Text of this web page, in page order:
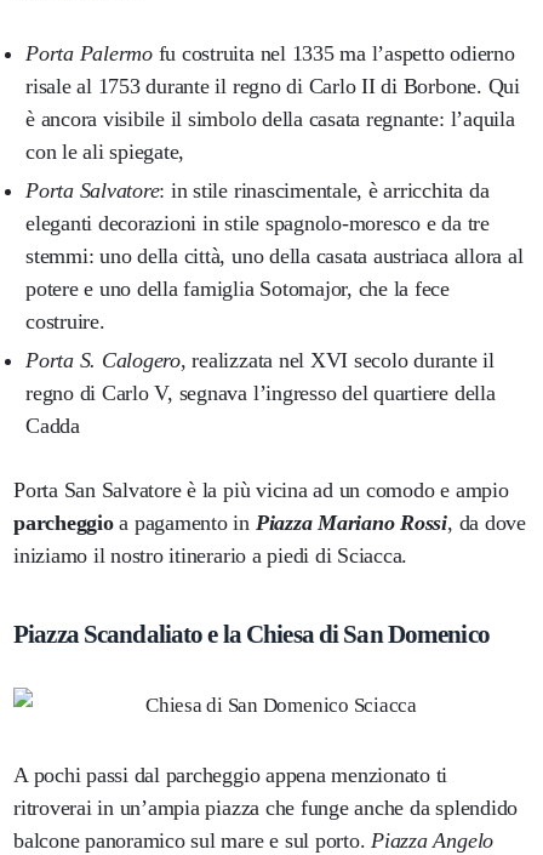
Porta Palermofu costruita nel 1335 ma l’aspetto odierno
risale al 1753 durante il regno di Carlo II di Borbone. Qui
è ancora visibile il simbolo della casata regnante: l’aquila
con le ali spiegate,
Porta Salvatore: in stile rinascimentale, è arricchita da
eleganti decorazioni in stile spagnolo-moresco e da tre
stemmi: uno della città, uno della casata austriaca allora al
potere e uno della famiglia Sotomajor, che la fece
costruire.
Porta S. Calogero, realizzata nel XVI secolo durante il
regno di Carlo V, segnava l’ingresso del quartiere della
Cadda
Porta San Salvatore è la più vicina ad un comodo e ampio
parcheggioa pagamento in Piazza Mariano Rossi, da dove
iniziamo il nostro itinerario a piedi di Sciacca.
Piazza Scandaliato e la Chiesa di San Domenico
A pochi passi dal parcheggio appena menzionato ti
ritroverai in un’ampia piazza che funge anche da splendido
balcone panoramico sul mare e sul porto.Piazza Angelo